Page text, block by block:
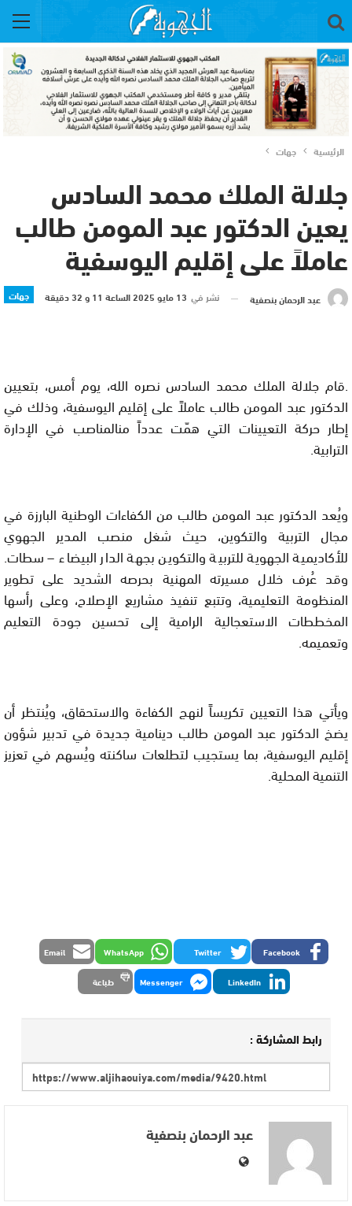
الرئيسية جهات
جلالة الملك محمد السادس
يعين الدكتور عبد المومن طالب
عاملاً على إقليم اليوسفية
جهات عبد الرحمان بنصفية نشر في 13 مايو 2025 الساعة 11 و 32 دقيقة
.قام جلالة الملك محمد السادس نصره الله، يوم أمس، بتعيين
الدكتور عبد المومن طالب عاملاً على إقليم اليوسفية، وذلك في
إطار حركة التعيينات التي همّت عدداً منالمناصب في الإدارة
الترابية.
ويُعد الدكتور عبد المومن طالب من الكفاءات الوطنية البارزة في
مجال التربية والتكوين، حيث شغل منصب المدير الجهوي
للأكاديمية الجهوية للتربية والتكوين بجهة الدار البيضاء – سطات.
وقد عُرف خلال مسيرته المهنية بحرصه الشديد على تطوير
المنظومة التعليمية، وتتبع تنفيذ مشاريع الإصلاح، وعلى رأسها
المخططات الاستعجالية الرامية إلى تحسين جودة التعليم
وتعميمه.
ويأتي هذا التعيين تكريساً لنهج الكفاءة والاستحقاق، ويُنتظر أن
يضخ الدكتور عبد المومن طالب دينامية جديدة في تدبير شؤون
إقليم اليوسفية، بما يستجيب لتطلعات ساكنته ويُسهم في تعزيز
التنمية المحلية.
Facebook
Twitter
WhatsApp
Email
LinkedIn
Messenger طباعة
رابط المشاركة :
عبد الرحمان بنصفية